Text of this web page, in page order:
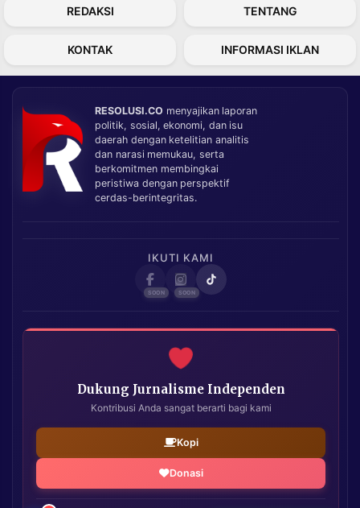
REDAKSI TENTANG
KONTAK INFORMASI IKLAN
RESOLUSI.CO menyajikan laporan
politik, sosial, ekonomi, dan isu
daerah dengan ketelitian analitis
dan narasi memukau, serta
berkomitmen membingkai
peristiwa dengan perspektif
cerdas-berintegritas.
IKUTI KAMI
Dukung Jurnalisme Independen
Kontribusi Anda sangat berarti bagi kami
Kopi
Donasi